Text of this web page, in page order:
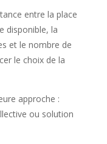
entre la place
disponible, la
et le nombre de
le choix de la
approche :
ou solution